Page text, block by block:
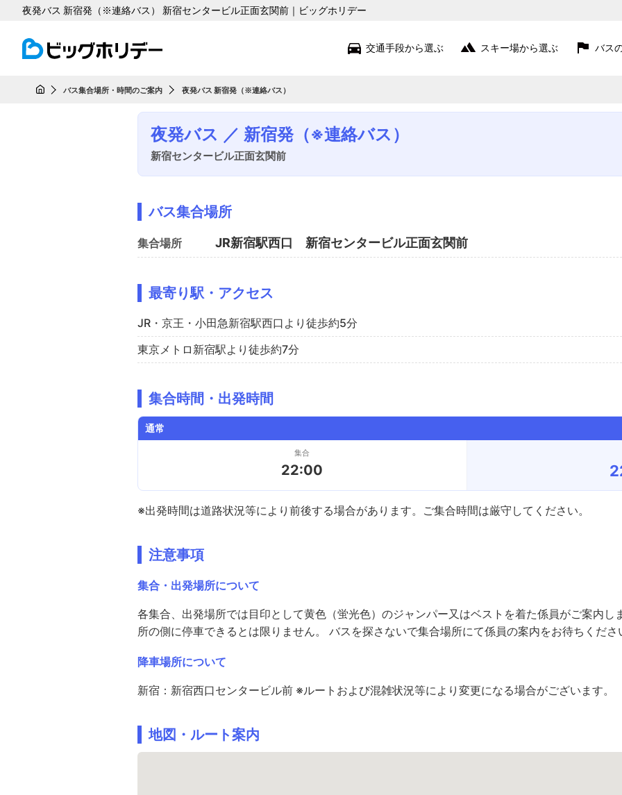
夜発バス 新宿発（※連絡バス） 新宿センタービル正面玄関前｜ビッグホリデー
バス
交通手段から選ぶ スキー場から選ぶ
白馬・栂池
HOMEバス集合場所・時間のご案内 夜発バス 新宿発（※連絡バス）
夜発バス ／ 新宿発（※連絡バス）
新宿センタービル正面玄関前
バス集合場所
集合場所 JR新宿駅西口 新宿センタービル正面玄関前
最寄り駅・アクセス
JR・京王・小田急新宿駅西口より徒歩約5分
東京メトロ新宿駅より徒歩約7分
集合時間・出発時間
通常
集合
22:00
※出発時間は道路状況等により前後する場合があります。ご集合時間は厳守してください。
注意事項
集合・出発場所について
各集合、出発場所では目印として黄色（蛍光色）のジャンパー又はベストを着た係員がご案内し
所の側に停車できるとは限りません。 バスを探さないで集合場所にて係員の案内をお待ちくださ
降車場所について
新宿：新宿西口センタービル前 ※ルートおよび混雑状況等により変更になる場合がございます。
地図・ルート案内